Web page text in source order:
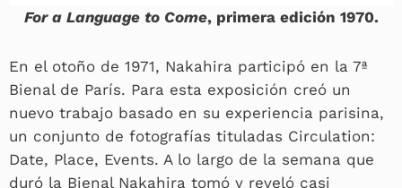
For a Language to Come, primera edición 1970.
En el otoño de 1971, Nakahira participó en la 7ª
Bienal de París. Para esta exposición creó un
nuevo trabajo basado en su experiencia parisina,
un conjunto de fotografías tituladas Circulation:
Date, Place, Events. A lo largo de la semana que
duró la Bienal Nakahira tomó y reveló casi